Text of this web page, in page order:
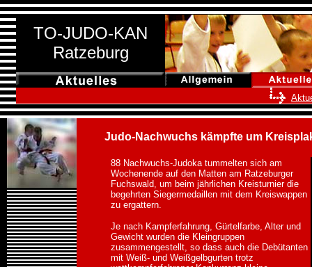
TO-JUDO-KAN
Ratzeburg
Judo-Nachwuchs kämpfte um
88 Nachwuchs-Judoka tummelten sich am
Wochenende auf den Matten am Ratzeburger
Fuchswald, um beim jährlichen Kreisturnier die
begehrten Siegermedaillen mit dem Kreiswappen
zu ergattern.
Je nach Kampferfahrung, Gürtelfarbe, Alter und
Gewicht wurden die Kleingruppen
zusammengestellt, so dass auch die Debütanten
mit Weiß- und Weißgelbgurten trotz